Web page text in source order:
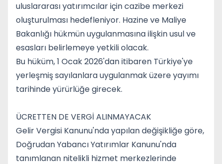
uluslararası yatırımcılar için cazibe merkezi
oluşturulması hedefleniyor. Hazine ve Maliye
Bakanlığı hükmün uygulanmasına ilişkin usul ve
esasları belirlemeye yetkili olacak.
Bu hüküm, 1 Ocak 2026'dan itibaren Türkiye'ye
yerleşmiş sayılanlara uygulanmak üzere yayımı
tarihinde yürürlüğe girecek.
ÜCRETTEN DE VERGİ ALINMAYACAK
Gelir Vergisi Kanunu'nda yapılan değişikliğe göre,
Doğrudan Yabancı Yatırımlar Kanunu'nda
tanımlanan nitelikli hizmet merkezlerinde